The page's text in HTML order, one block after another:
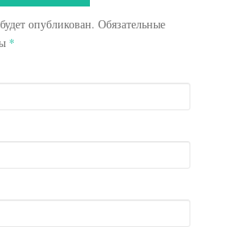
опубликован. Обязательные
*